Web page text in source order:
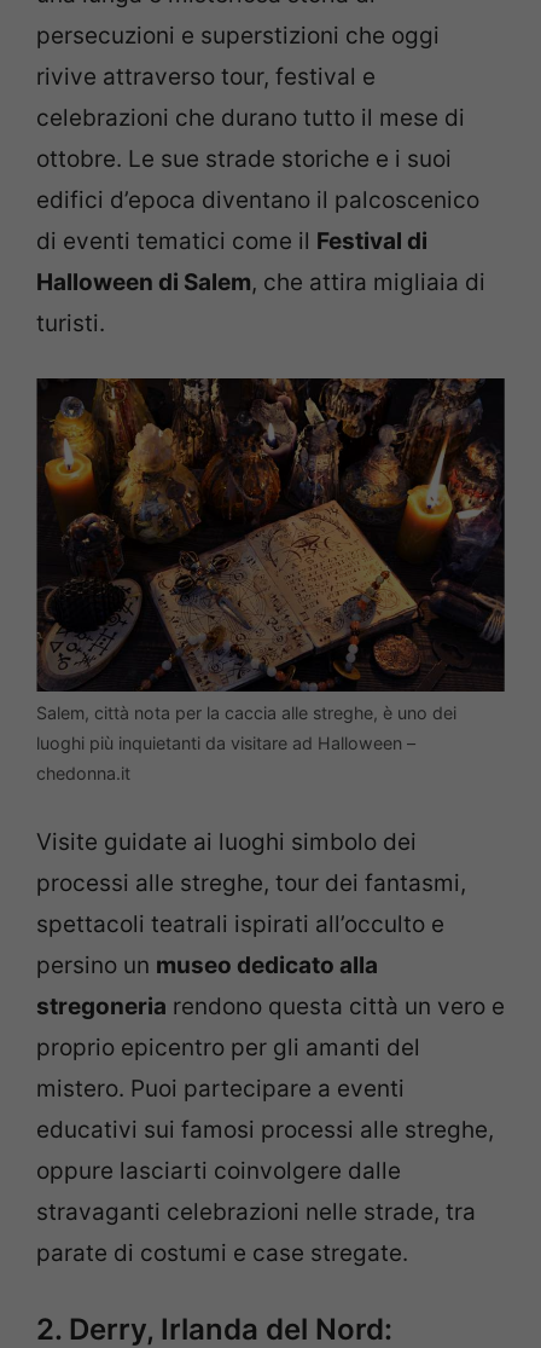
persecuzioni e superstizioni che oggi
rivive attraverso tour, festival e
celebrazioni che durano tutto il mese di
ottobre. Le sue strade storiche e i suoi
edifici d’epoca diventano il palcoscenico
di eventi tematici come il Festival di
Halloween di Salem, che attira migliaia di
turisti.
Salem, città nota per la caccia alle streghe, è uno dei
luoghi più inquietanti da visitare ad Halloween –
chedonna.it
Visite guidate ai luoghi simbolo dei
processi alle streghe, tour dei fantasmi,
spettacoli teatrali ispirati all’occulto e
persino un museo dedicato alla
stregoneria rendono questa città un vero e
proprio epicentro per gli amanti del
mistero. Puoi partecipare a eventi
educativi sui famosi processi alle streghe,
oppure lasciarti coinvolgere dalle
stravaganti celebrazioni nelle strade, tra
parate di costumi e case stregate.
2. Derry, Irlanda del Nord: